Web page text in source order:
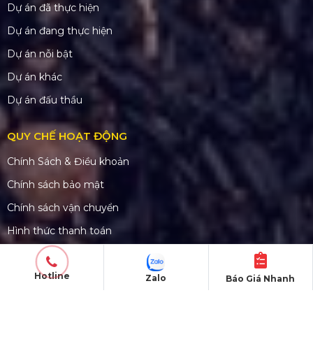
Dự án đã thực hiện
Dự án đang thực hiện
Dự án nỗi bật
Dự án khác
Dự án đấu thầu
QUY CHẾ HOẠT ĐỘNG
Chính Sách & Điều khoản
Chính sách bảo mật
Chính sách vận chuyển
Hình thức thanh toán
CHĂM SÓC KHÁCH HÀNG
Hotline Báo Giá Nhanh
Zalo